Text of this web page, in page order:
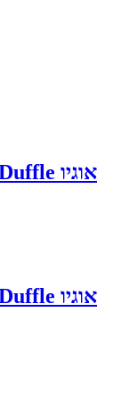
תיק אוכף OGIO Saddle Bag Duffle אוגיו
תיק אוכף OGIO Saddle Bag Duffle אוגיו